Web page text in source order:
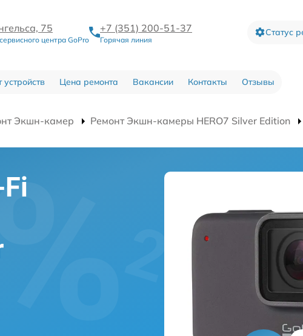
75
центра GoPro
+7 (351) 200-51-37
Горячая линия
Статус
устройств Цена ремонта Вакансии Контакты Отзывы
Экшн-камер Ремонт Экшн-камеры HERO7 Silver Edition